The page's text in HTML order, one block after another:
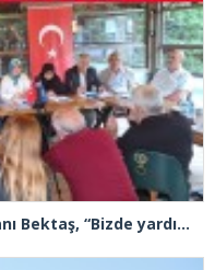
Ensar Vakfı Ataşehir Şube Başkanı Bektaş, “Bizde yardım kelimesi yok, bizde paylaşmak ve hediyeleşmek var”